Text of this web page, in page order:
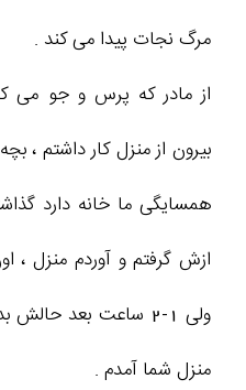
مرگ نجات پیدا می کند .
از مادر که پرس و جو می
بیرون از منزل کار داشتم ،
همسایگی ما خانه دارد
ازش گرفتم و آوردم منزل
ولی 1-2 ساعت بعد
منزل شما آمدم .